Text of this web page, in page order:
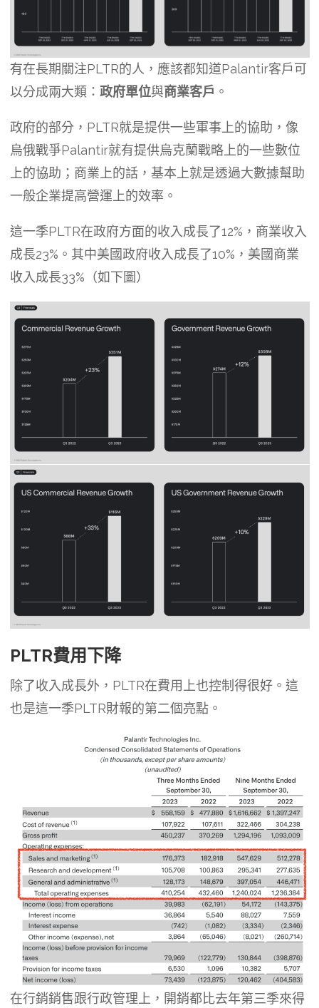
有在長期關注PLTR的人，應該都知道Palantir客戶可
以分成兩大類： 政府單位與商業客戶 。
政府的部分，PLTR就是提供一些軍事上的協助，像
烏俄戰爭Palantir就有提供烏克蘭戰略上的一些數位
上的協助；商業上的話，基本上就是透過大數據幫助
一般企業提高營運上的效率。
這一季PLTR在政府方面的收入成長了12%，商業收入
成長23%。其中美國政府收入成長了10%，美國商業
收入成長33%（如下圖）
PLTR費用下降
除了收入成長外，PLTR在費用上也控制得很好。這
也是這一季PLTR財報的第二個亮點。
在行銷銷售跟行政管理上，開銷都比去年第三季來得